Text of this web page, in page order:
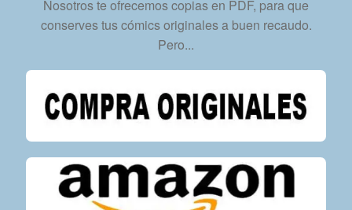
cantidad
Nosotros te ofrecemos copias en PDF, para que
conserves tus cómics originales a buen recaudo.
Pero...